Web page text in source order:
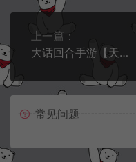
上一篇：
大话回合手游【天空西游之阳光西游】10月最新整理Linux手工服务端+全套源码+管理后台+安卓+详细搭建教程+视频教程
常见问题